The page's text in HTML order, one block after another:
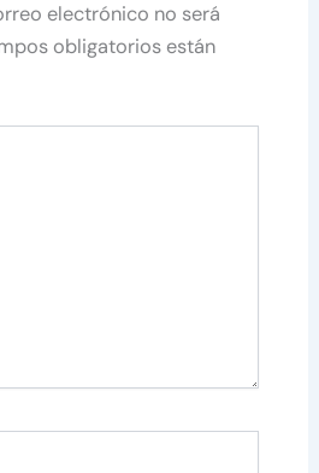
electrónico no será
obligatorios están